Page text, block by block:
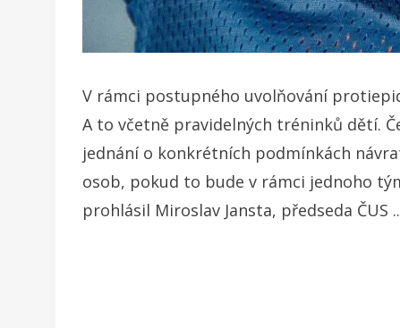
V rámci postupného uvolňování
A to včetně pravidelných tréninků dětí.
jednání o konkrétních podmínkách
osob, pokud to bude v rámci jednoho
prohlásil Miroslav Jansta, předseda ČUS